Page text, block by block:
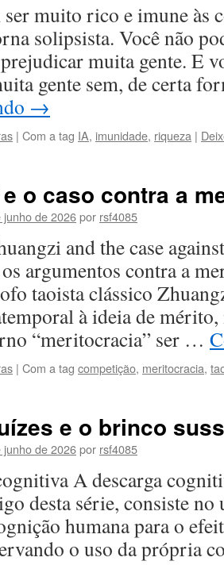
muito rico e imune às
solipsista. Você não
muita gente. E
gente sem, de certa
→
| Com a tag IA, imunidade, riqueza |
o caso contra a
junho de 2026por rsf4085
and the case
argumentos contra a
taoista clássico
à ideia de
“meritocracia” ser …
| Com a tag competição, meritocracia,
e o brinco
junho de 2026por rsf4085
A descarga
desta série, consiste no
humana para o
o uso da própria